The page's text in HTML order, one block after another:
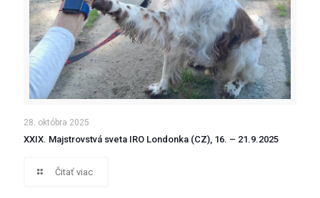
28. októbra 2025
XXIX. Majstrovstvá sveta IRO Londonka (CZ), 16. – 21.9.2025
Čitať viac